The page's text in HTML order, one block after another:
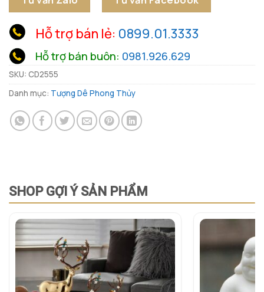
Hỗ trợ bán lẻ: 0899.01.3333
Hỗ trợ bán buôn: 0981.926.629
SKU: CD2555
Danh mục: Tượng Dê Phong Thủy
SHOP GỢI Ý SẢN PHẨM